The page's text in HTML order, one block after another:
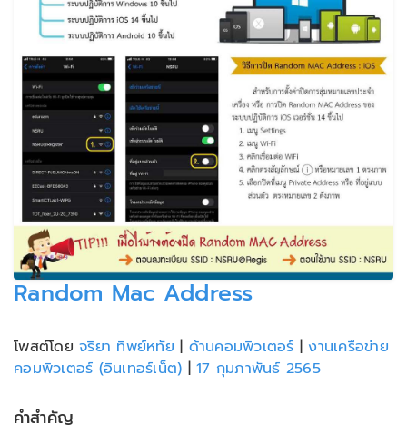
Random Mac Address
โพสต์โดย จริยา ทิพย์หทัย | ด้านคอมพิวเตอร์ | งานเครือข่าย
คอมพิวเตอร์ (อินเทอร์เน็ต) | 17 กุมภาพันธ์ 2565
คำสำคัญ